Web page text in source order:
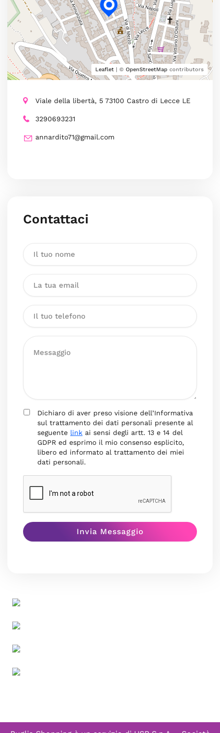
Leaflet | © OpenStreetMap contributors
Viale della libertà, 5 73100 Castro di Lecce LE
3290693231
annardito71@gmail.com
Contattaci
Dichiaro di aver preso visione dell’Informativa
sul trattamento dei dati personali presente al
seguente link ai sensi degli artt. 13 e 14 del
GDPR ed esprimo il mio consenso esplicito,
libero ed informato al trattamento dei miei
dati personali.